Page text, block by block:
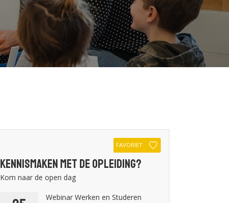
FAVORIET
Kennismaken met de opleiding?
Kom naar de open dag
Webinar Werken en Studeren